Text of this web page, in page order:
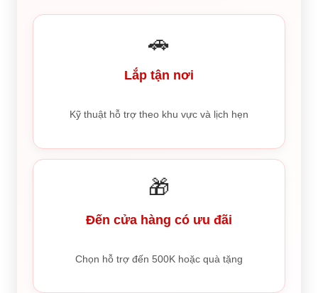
🚗
Lắp tận nơi
Kỹ thuật hỗ trợ theo khu vực và lịch hẹn
🎁
Đến cửa hàng có ưu đãi
Chọn hỗ trợ đến 500K hoặc quà tặng